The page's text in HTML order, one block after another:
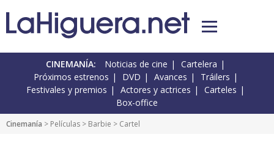
CINEMANÍA: Noticias de cine
Cartelera
Próximos estrenos
DVD Avances
Tráilers
Festivales y premios
Actores y actrices
Carteles
Box-office
Cinemanía > Películas > Barbie > Cartel